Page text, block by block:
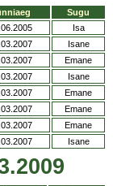
Sugu
Isa
Isane
Emane
Isane
Emane
Emane
Emane
Isane